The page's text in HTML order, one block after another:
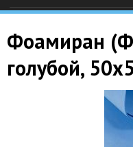
Фоамиран
голубой,